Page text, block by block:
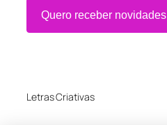
Quero receber novidades
Letras Criativas